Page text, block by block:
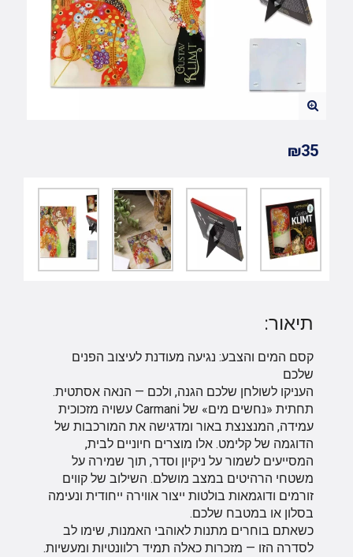
₪35
תיאור:
קסם המים והצבע: נגיעה מעודנת לעיצוב הפנים
שלכם
העניקו לשולחן שלכם הגנה, ולכם — הנאה אסתטית.
תחתית «נחשים מים» של Carmani עשויה מזכוכית
עמידה, המנצנצת באור ומדגישה את המורכבות של
הדוגמה של קלימט. אלו מוצרים חיוניים לבית,
המסייעים לשמור על ניקיון וסדר, תוך שמירה על
משטחי הרהיטים במצב מושלם. השילוב של קווים
זורמים ודוגמאות בולטות ייצור אווירה ייחודית ונעימה
בסלון או במטבח שלכם.
כשאתם בוחרים מתנות לאוהבי האמנות, שימו לב
לסדרה הזו — מזכרות כאלה תמיד רלוונטיות ומעשיות.